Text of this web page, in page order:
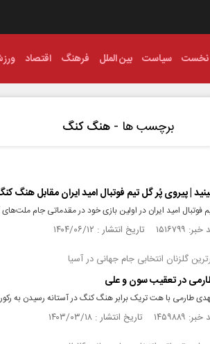
نخست سیاست بین الملل فرهنگ اقتصاد
برچسب ها - هنگ کنگ
| پیروی پُر گل تیم فوتبال امید ایران مقابل هنگ
فوتبال امید ایران در اولین بازی خود در مقدماتی جام ملت‌های آسیا زیر ۲۳ سال مقابل هنگ کنگ به
تاریخ انتشار : ۱۴۰۴/۰۶/۱۲
گلزنان انتخابی جام جهانی در آسیا
در تعقیب سون و علی
طارمی با هت تریک برابر هنگ کنگ در آستانه رسیدن به
تاریخ انتشار : ۱۴۰۳/۰۳/۱۸